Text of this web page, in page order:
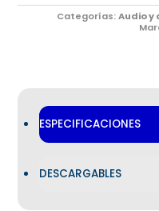
Categorías:Audio
ESPECIFICACIONES
DESCARGABLES